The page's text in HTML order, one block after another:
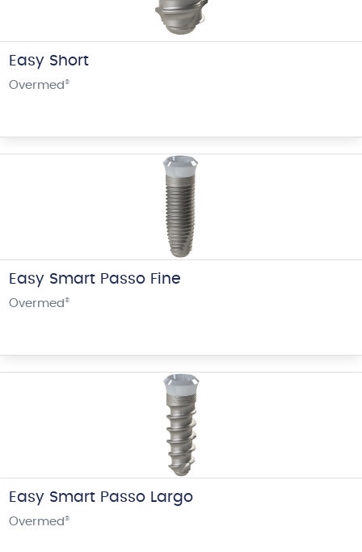
Easy Short
Overmed ®
Easy Smart Passo Fine
Overmed ®
Easy Smart Passo Largo
Overmed ®